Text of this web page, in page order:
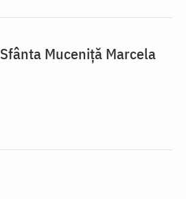
Sfânta Muceniță Marcela